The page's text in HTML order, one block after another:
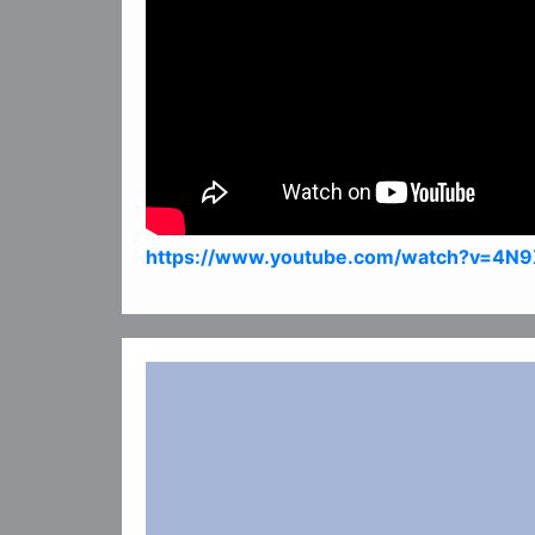
https://www.youtube.com/